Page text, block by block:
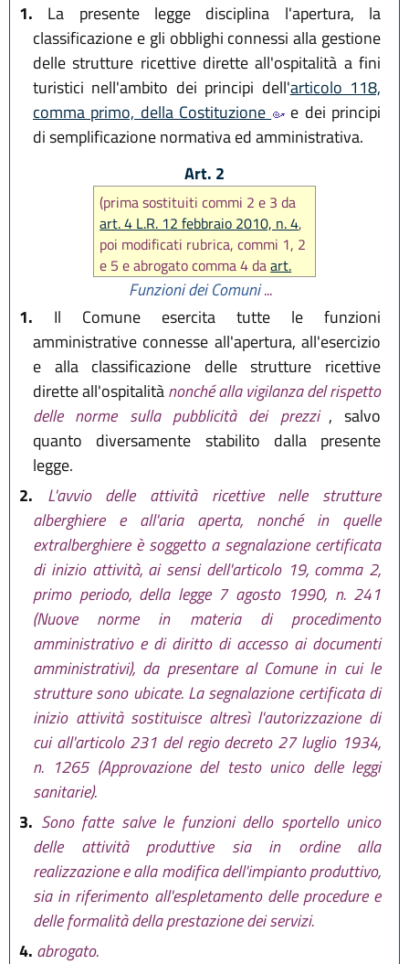
1. La presente legge disciplina l'apertura, la
classificazione e gli obblighi connessi alla gestione
delle strutture ricettive dirette all'ospitalità a fini
turistici nell'ambito dei principi dell'articolo 118,
comma primo, della Costituzione
e dei principi
di semplificazione normativa ed amministrativa.
Art. 2
(prima sostituiti commi 2 e 3 da
art. 4 L.R. 12 febbraio 2010, n. 4,
poi modificati rubrica, commi 1, 2
e 5 e abrogato comma 4 daart.
19 L.R. 25 marzo 2016, n. 4
Funzioni dei Comuni...
1. Il Comune esercita tutte le funzioni
amministrative connesse all'apertura, all'esercizio
e alla classificazione delle strutture ricettive
dirette all'ospitalitànonché alla vigilanza del rispetto
delle norme sulla pubblicità dei prezzi , salvo
quanto diversamente stabilito dalla presente
legge.
2.
L'avvio delle attività ricettive nelle strutture
alberghiere e all'aria aperta, nonché in quelle
extralberghiere è soggetto a segnalazione certificata
di inizio attività, ai sensi dell'articolo 19, comma 2,
primo periodo, della legge 7 agosto 1990, n. 241
(Nuove norme in materia di procedimento
amministrativo e di diritto di accesso ai documenti
amministrativi), da presentare al Comune in cui le
strutture sono ubicate. La segnalazione certificata di
inizio attività sostituisce altresì l'autorizzazione di
cui all'articolo 231 del regio decreto 27 luglio 1934,
n. 1265 (Approvazione del testo unico delle leggi
sanitarie).
3. Sono fatte salve le funzioni dello sportello unico
delle attività produttive sia in ordine alla
realizzazione e alla modifica dell'impianto produttivo,
sia in riferimento all'espletamento delle procedure e
delle formalità della prestazione dei servizi.
4. abrogato.